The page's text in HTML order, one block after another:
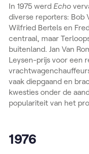
In 1975 werd Echo
diverse reporters: Bob
Wilfried Bertels en
centraal, maar
buitenland. Jan Van
Leysen-prijs voor een
vaak diepgaand en
kwesties onder de
populariteit van het
1976